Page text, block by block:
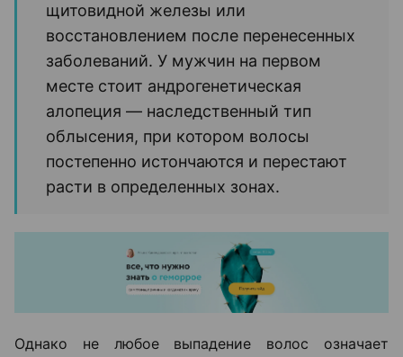
щитовидной железы или
восстановлением после перенесенных
заболеваний. У мужчин на первом
месте стоит андрогенетическая
алопеция — наследственный тип
облысения, при котором волосы
постепенно истончаются и перестают
расти в определенных зонах.
Однако не любое выпадение волос означает